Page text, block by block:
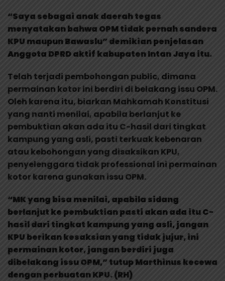
“Saya sebagai anak daerah tegas
menyatakan bahwa OPM tidak pernah sandera
KPU maupun Bawaslu” demikian penjelasan
Anggota DPRD aktif kabupaten Intan Jaya itu.
Telah terjadi pembohongan public, dimana
permainan kotor ini berdiri di belakang issu OPM.
Oleh karena itu, biarkan Mahkamah Konstitusi
yang nanti menilai, apabila berlanjut ke
pembuktian akan ada itu C-hasil dari tingkat
kampung yang asli, pasti terkuak kebenaran
atau kebohongan yang disaksikan KPU,
penyelenggara tidak professional ini permainan
kotor karena gunakan issu OPM.
“MK yang bisa menilai, apabila sidang
berlanjut ke pembuktian pasti akan ada itu C-
hasil dari tingkat kampung yang asli, jangan
KPU berikan kesaksian yang tidak jujur, ini
permainan kotor, jangan berdiri juga
dibelakang issu OPM,” tutup Marthinus kecewa
dengan perbuatan KPU. (RH)